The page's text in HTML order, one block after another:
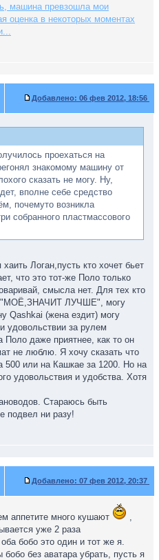
машина превзошла мои
оценка в некоторых моментах
Добавлено: 06 фев 2012, 18:56
проехаться на
знакомому машину от
сказать не могу. Ну,
вполне себе средство
почемуто возникла
собранного пластмассового
Логан,пусть кто хочет бьет
что это тот-же Поло только
смысла нет. Для тех кто
"МОЁ,ЗНАЧИТ ЛУЧШЕ", могу
Qashkai (жена ездит) могу
удовольствии за рулем
даже приятнее, как то он
не люблю. Я хочу сказать что
или на Кашкае за 1200. Но на
удовольствия и удобства. Хотя
Стараюсь быть
подвел ни разу!
Добавлено: 07 фев 2012, 20:37
аппетите много кушают
,
уже 2 раза
бобо это один и тот же я.
без аватара убрать, пусть я